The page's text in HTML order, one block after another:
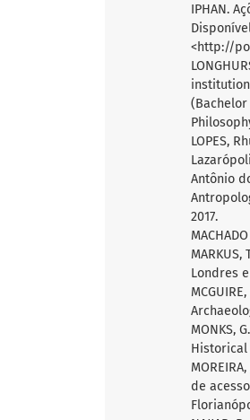
IPHAN.
<http://
LOPES,
Antônio
2017.
Londres
MONKS,
Historical
de